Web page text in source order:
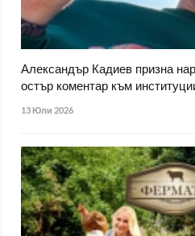
Александър Кадиев призна
остър коментар към
13 Юли 2026